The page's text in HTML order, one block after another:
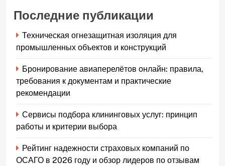
Последние публикации
Техническая огнезащитная изоляция для
промышленных объектов и конструкций
Бронирование авиаперелётов онлайн: правила,
требования к документам и практические
рекомендации
Сервисы подбора клининговых услуг: принцип
работы и критерии выбора
Рейтинг надежности страховых компаний по
ОСАГО в 2026 году и обзор лидеров по отзывам